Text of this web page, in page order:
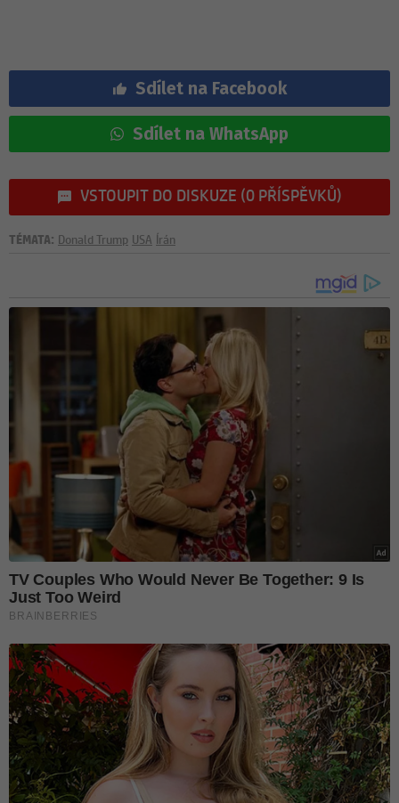
Sdílet na Facebook
Sdílet na WhatsApp
VSTOUPIT DO DISKUZE (0 PŘÍSPĚVKŮ)
TÉMATA: Donald Trump USA Írán